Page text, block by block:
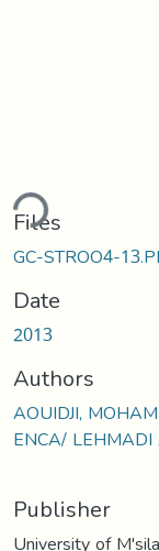
Files
GC-STROO4-
Date
2013
Authors
AOUIDJI,
ENCA/
Publisher
University of M'sila